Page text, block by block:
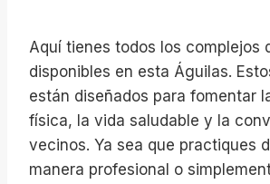
Aquí tienes todos los complejos
disponibles en esta Águilas.
están diseñados para fomentar
física, la vida saludable y la
vecinos. Ya sea que practiques
manera profesional o